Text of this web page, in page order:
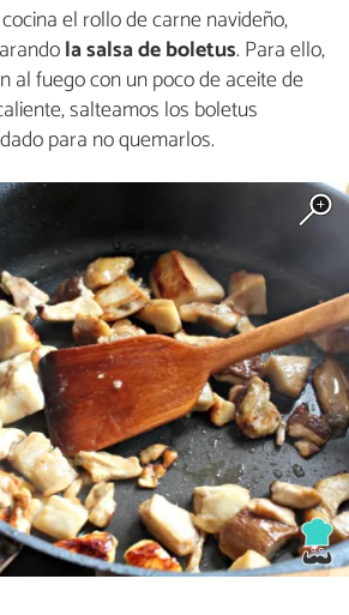
el rollo de carne navideño,
la salsa de boletus. Para ello,
al fuego con un poco de aceite de
salteamos los boletus
para no quemarlos.